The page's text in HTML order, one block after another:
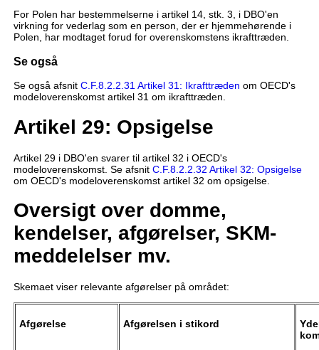
For Polen har bestemmelserne i artikel 14, stk. 3, i DBO'en
virkning for vederlag som en person, der er hjemmehørende i
Polen, har modtaget forud for overenskomstens ikrafttræden.
Se også
Se også afsnit C.F.8.2.2.31 Artikel 31: Ikrafttræden om OECD's
modeloverenskomst artikel 31 om ikrafttræden.
Artikel 29: Opsigelse
Artikel 29 i DBO'en svarer til artikel 32 i OECD's
modeloverenskomst. Se afsnit C.F.8.2.2.32 Artikel 32: Opsigelse
om OECD's modeloverenskomst artikel 32 om opsigelse.
Oversigt over domme,
kendelser, afgørelser, SKM-
meddelelser mv.
Skemaet viser relevante afgørelser på området:
Afgørelse Afgørelsen i stikord